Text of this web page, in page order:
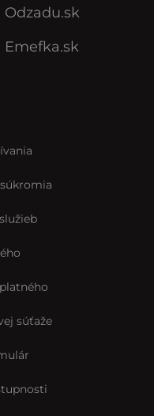
Odzadu.sk
Emefka.sk
súťaže